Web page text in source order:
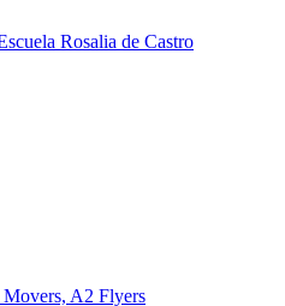
A2 Flyers